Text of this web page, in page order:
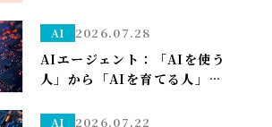
ので改めて使い分けを考え直
Opus、「集める・手を動か
す」はSonnet～
AI 2026.07.28
AIエージェント：「AIを使う
人」から「AIを育てる人」へ
管理部はこう備える
AI 2026.07.22